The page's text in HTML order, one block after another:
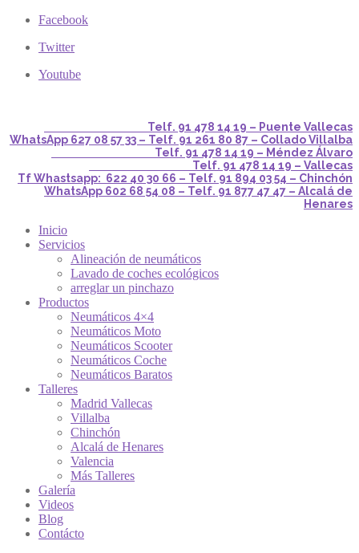
Facebook
Twitter
Youtube
Telf. 91 478 14 19 – Puente Vallecas
WhatsApp 627 08 57 33 – Telf. 91 261 80 87 – Collado Villalba
Telf. 91 478 14 19 – Méndez Álvaro
Telf. 91 478 14 19 – Vallecas
Tf Whastsapp: 622 40 30 66 – Telf. 91 894 03 54 – Chinchón
WhatsApp 602 68 54 08 – Telf. 91 877 47 47 – Alcalá de
Henares
Inicio
Servicios
Alineación de neumáticos
Lavado de coches ecológicos
arreglar un pinchazo
Productos
Neumáticos 4×4
Neumáticos Moto
Neumáticos Scooter
Neumáticos Coche
Neumáticos Baratos
Talleres
Madrid Vallecas
Villalba
Chinchón
Alcalá de Henares
Valencia
Más Talleres
Galería
Videos
Blog
Contácto